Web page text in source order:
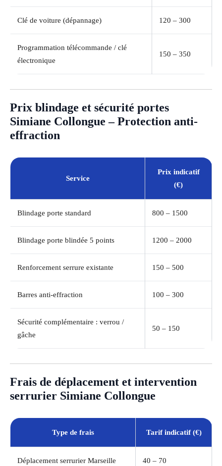
Clé de voiture (dépannage) 120 – 300
Programmation télécommande / clé
électronique
150 – 350
Prix blindage et sécurité portes
Simiane Collongue – Protection anti-
effraction
Service
Prix indicatif
(€)
Blindage porte standard 800 – 1500
Blindage porte blindée 5 points 1200 – 2000
Renforcement serrure existante 150 – 500
Barres anti-effraction 100 – 300
Sécurité complémentaire : verrou /
gâche
50 – 150
Frais de déplacement et intervention
serrurier Simiane Collongue
Type de frais Tarif indicatif (€)
Déplacement serrurier Marseille 40 – 70